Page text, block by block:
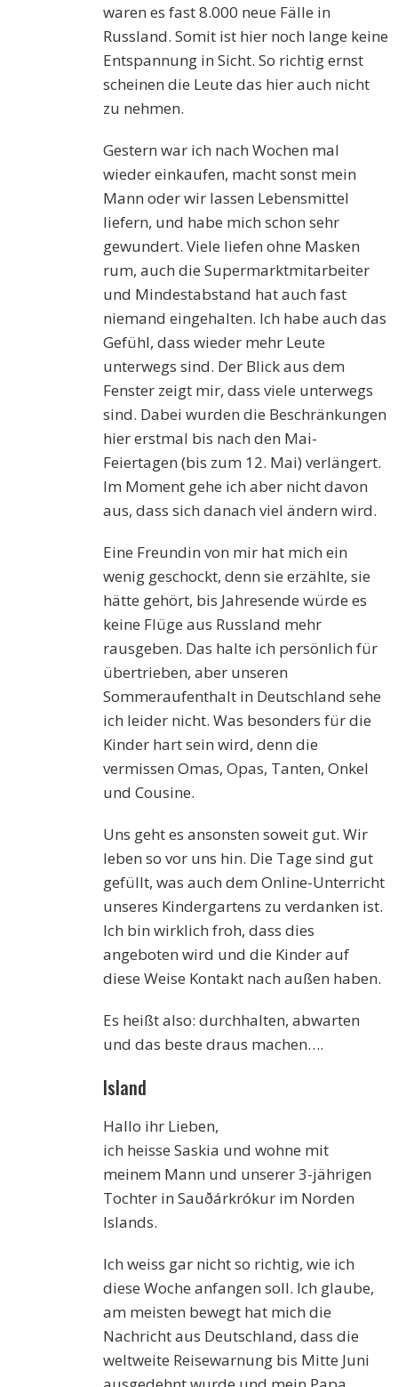
waren es fast 8.000 neue Fälle in
Russland. Somit ist hier noch lange keine
Entspannung in Sicht. So richtig ernst
scheinen die Leute das hier auch nicht
zu nehmen.
Gestern war ich nach Wochen mal
wieder einkaufen, macht sonst mein
Mann oder wir lassen Lebensmittel
liefern, und habe mich schon sehr
gewundert. Viele liefen ohne Masken
rum, auch die Supermarktmitarbeiter
und Mindestabstand hat auch fast
niemand eingehalten. Ich habe auch das
Gefühl, dass wieder mehr Leute
unterwegs sind. Der Blick aus dem
Fenster zeigt mir, dass viele unterwegs
sind. Dabei wurden die Beschränkungen
hier erstmal bis nach den Mai-
Feiertagen (bis zum 12. Mai) verlängert.
Im Moment gehe ich aber nicht davon
aus, dass sich danach viel ändern wird.
Eine Freundin von mir hat mich ein
wenig geschockt, denn sie erzählte, sie
hätte gehört, bis Jahresende würde es
keine Flüge aus Russland mehr
rausgeben. Das halte ich persönlich für
übertrieben, aber unseren
Sommeraufenthalt in Deutschland sehe
ich leider nicht. Was besonders für die
Kinder hart sein wird, denn die
vermissen Omas, Opas, Tanten, Onkel
und Cousine.
Uns geht es ansonsten soweit gut. Wir
leben so vor uns hin. Die Tage sind gut
gefüllt, was auch dem Online-Unterricht
unseres Kindergartens zu verdanken ist.
Ich bin wirklich froh, dass dies
angeboten wird und die Kinder auf
diese Weise Kontakt nach außen haben.
Es heißt also: durchhalten, abwarten
und das beste draus machen….
Island
Hallo ihr Lieben,
ich heisse Saskia und wohne mit
meinem Mann und unserer 3-jährigen
Tochter in Sauðárkrókur im Norden
Islands.
Ich weiss gar nicht so richtig, wie ich
diese Woche anfangen soll. Ich glaube,
am meisten bewegt hat mich die
Nachricht aus Deutschland, dass die
weltweite Reisewarnung bis Mitte Juni